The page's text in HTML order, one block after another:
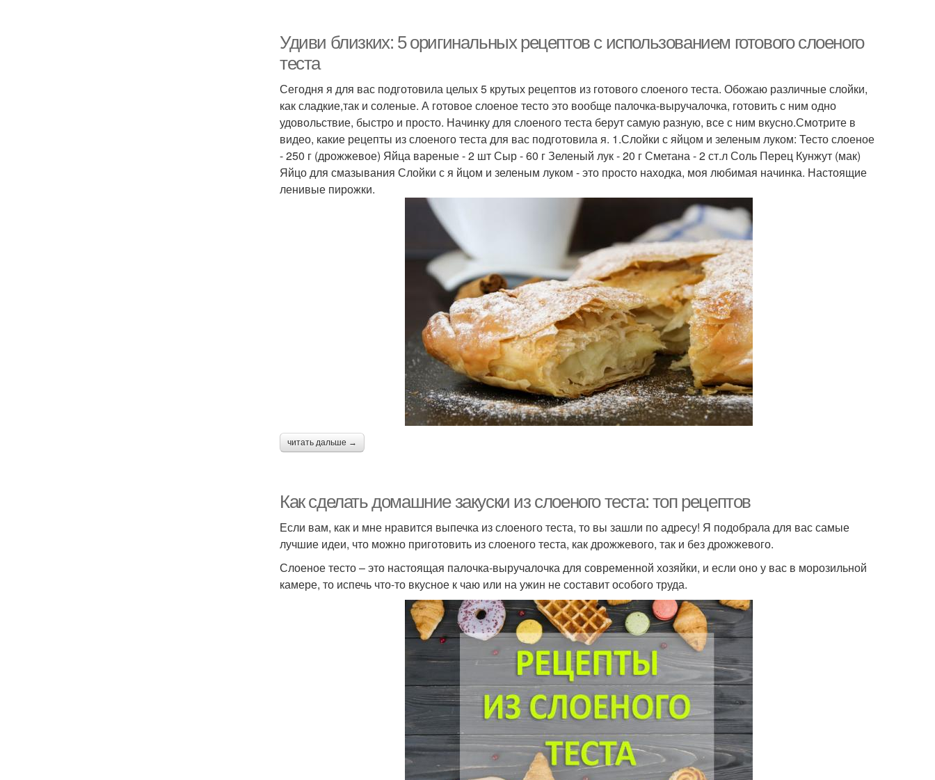
Удиви близких: 5 оригинальных рецептов с использованием готового слоеного
теста
Сегодня я для вас подготовила целых 5 крутых рецептов из готового слоеного теста. Обожаю различные слойки,
как сладкие,так и соленые. А готовое слоеное тесто это вообще палочка-выручалочка, готовить с ним одно
удовольствие, быстро и просто. Начинку для слоеного теста берут самую разную, все с ним вкусно.Смотрите в
видео, какие рецепты из слоеного теста для вас подготовила я. 1.Слойки с яйцом и зеленым луком: Тесто слоеное
- 250 г (дрожжевое) Яйца вареные - 2 шт Сыр - 60 г Зеленый лук - 20 г Сметана - 2 ст.л Соль Перец Кунжут (мак)
Яйцо для смазывания Слойки с я йцом и зеленым луком - это просто находка, моя любимая начинка. Настоящие
ленивые пирожки.
читать дальше →
Как сделать домашние закуски из слоеного теста: топ рецептов
Если вам, как и мне нравится выпечка из слоеного теста, то вы зашли по адресу! Я подобрала для вас самые
лучшие идеи, что можно приготовить из слоеного теста, как дрожжевого, так и без дрожжевого.
Слоеное тесто – это настоящая палочка-выручалочка для современной хозяйки, и если оно у вас в морозильной
камере, то испечь что-то вкусное к чаю или на ужин не составит особого труда.